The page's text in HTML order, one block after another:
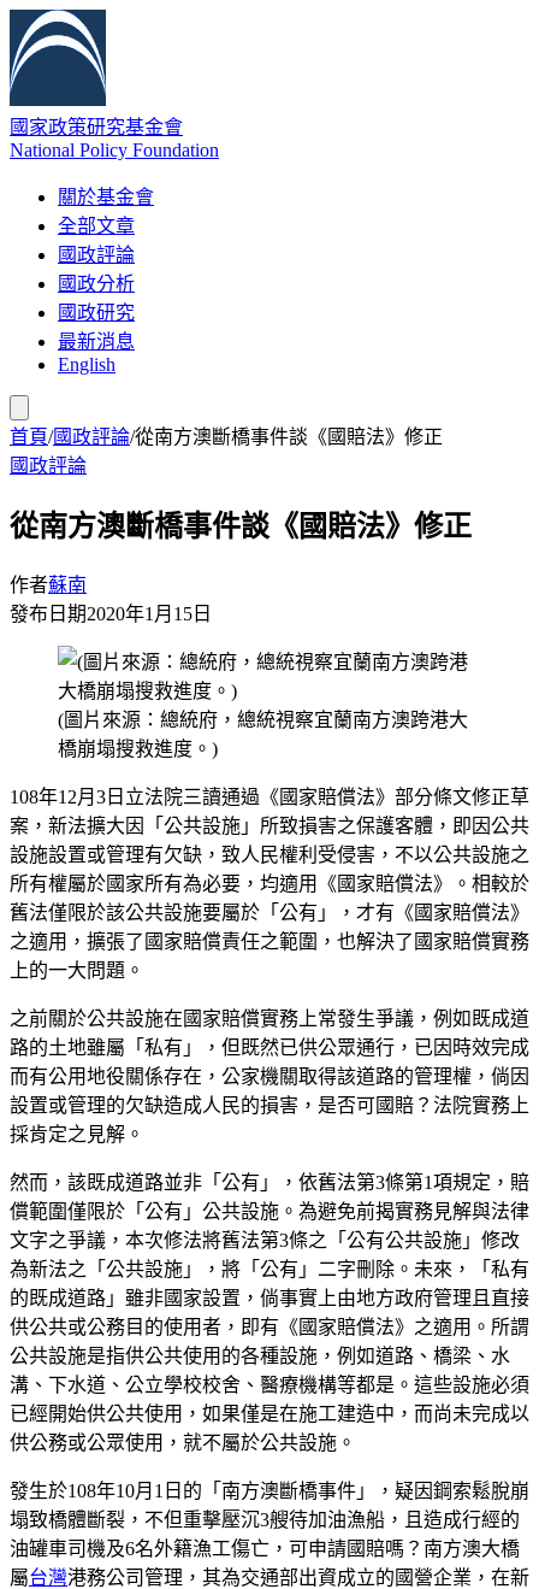
國家政策研究基金會
National Policy Foundation
關於基金會
全部文章
國政評論
國政分析
國政研究
最新消息
English
首頁/國政評論/從南方澳斷橋事件談《國賠法》修正
國政評論
從南方澳斷橋事件談《國賠法》修正
作者蘇南
發布日期2020年1月15日
(圖片來源：總統府，總統視察宜蘭南方澳跨港大
橋崩塌搜救進度。)
108年12月3日立法院三讀通過《國家賠償法》部分條文修正草
案，新法擴大因「公共設施」所致損害之保護客體，即因公共
設施設置或管理有欠缺，致人民權利受侵害，不以公共設施之
所有權屬於國家所有為必要，均適用《國家賠償法》。相較於
舊法僅限於該公共設施要屬於「公有」，才有《國家賠償法》
之適用，擴張了國家賠償責任之範圍，也解決了國家賠償實務
上的一大問題。
之前關於公共設施在國家賠償實務上常發生爭議，例如既成道
路的土地雖屬「私有」，但既然已供公眾通行，已因時效完成
而有公用地役關係存在，公家機關取得該道路的管理權，倘因
設置或管理的欠缺造成人民的損害，是否可國賠？法院實務上
採肯定之見解。
然而，該既成道路並非「公有」，依舊法第3條第1項規定，賠
償範圍僅限於「公有」公共設施。為避免前揭實務見解與法律
文字之爭議，本次修法將舊法第3條之「公有公共設施」修改
為新法之「公共設施」，將「公有」二字刪除。未來，「私有
的既成道路」雖非國家設置，倘事實上由地方政府管理且直接
供公共或公務目的使用者，即有《國家賠償法》之適用。所謂
公共設施是指供公共使用的各種設施，例如道路、橋梁、水
溝、下水道、公立學校校舍、醫療機構等都是。這些設施必須
已經開始供公共使用，如果僅是在施工建造中，而尚未完成以
供公務或公眾使用，就不屬於公共設施。
發生於108年10月1日的「南方澳斷橋事件」，疑因鋼索鬆脫崩
塌致橋體斷裂，不但重擊壓沉3艘待加油漁船，且造成行經的
油罐車司機及6名外籍漁工傷亡，可申請國賠嗎？南方澳大橋
屬台灣港務公司管理，其為交通部出資成立的國營企業，在新